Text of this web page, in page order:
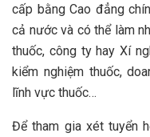
cấp bằng Cao đẳng
cả nước và có thể làm
thuốc, công ty hay Xí
kiểm nghiệm thuốc,
lĩnh vực thuốc…
Để tham gia xét tuyển